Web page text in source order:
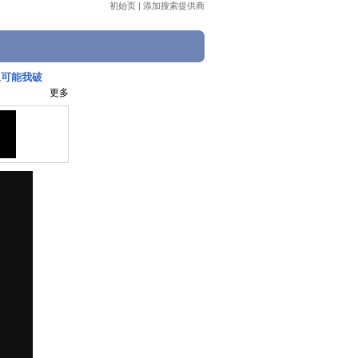
初始页 | 添加搜索提供商
能我破
更多